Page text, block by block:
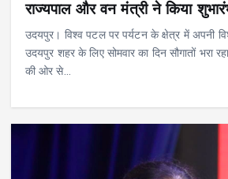
राज्यपाल और वन मंत्री ने किया
उदयपुर। विश्व पटल पर पर्यटन के क्षेत्र में अपनी
उदयपुर शहर के लिए सोमवार का दिन सौगातों भरा
की ओर से…